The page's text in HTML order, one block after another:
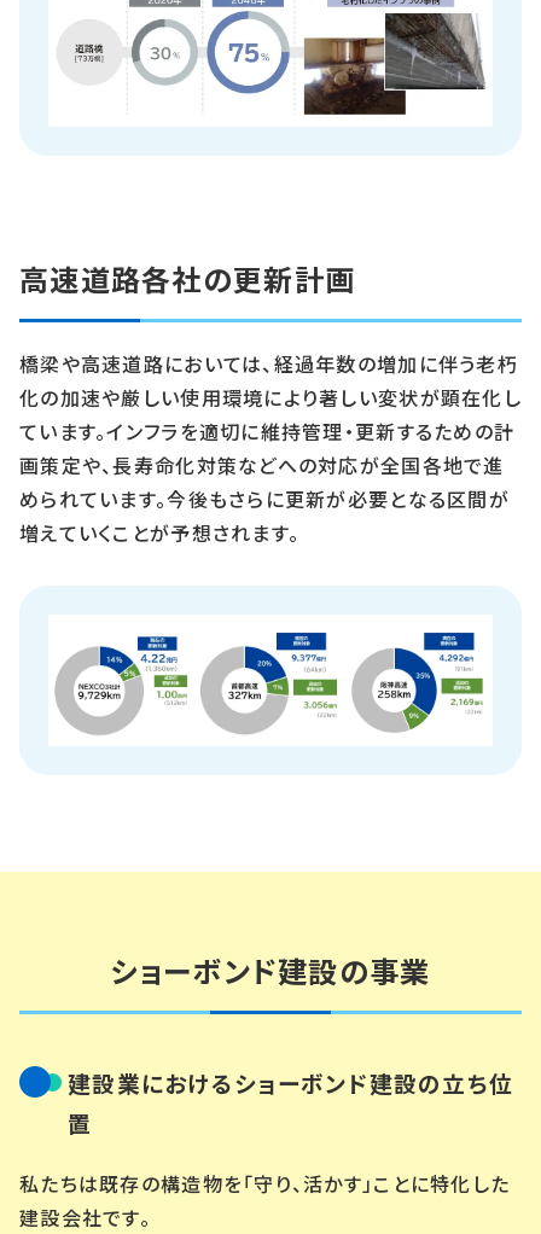
高速道路各社の更新計画
橋梁や高速道路においては、経過年数の増加に伴う老朽
化の加速や厳しい使用環境により著しい変状が顕在化し
ています。インフラを適切に維持管理・更新するための計
画策定や、長寿命化対策などへの対応が全国各地で進
められています。今後もさらに更新が必要となる区間が
増えていくことが予想されます。
ショーボンド建設の事業
建設業におけるショーボンド建設の立ち位
置
私たちは既存の構造物を「守り、活かす」ことに特化した
建設会社です。